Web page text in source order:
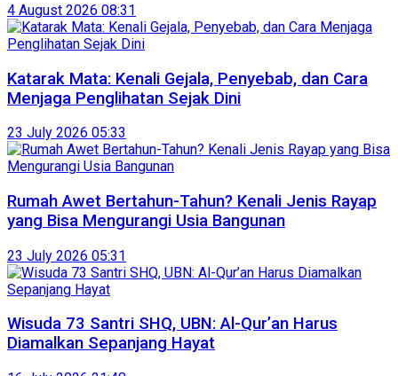
4 August 2026 08:31
Katarak Mata: Kenali Gejala, Penyebab, dan Cara
Menjaga Penglihatan Sejak Dini
23 July 2026 05:33
Rumah Awet Bertahun-Tahun? Kenali Jenis Rayap
yang Bisa Mengurangi Usia Bangunan
23 July 2026 05:31
Wisuda 73 Santri SHQ, UBN: Al-Qur’an Harus
Diamalkan Sepanjang Hayat